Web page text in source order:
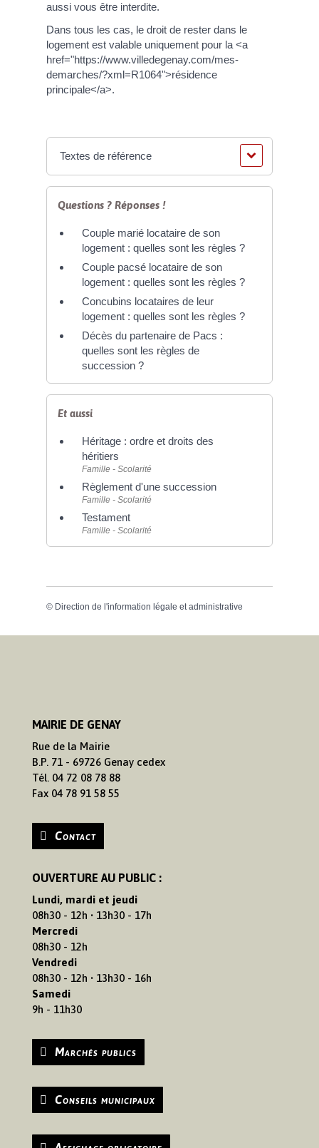
aussi vous être interdite.
Dans tous les cas, le droit de rester dans le
logement est valable uniquement pour la <a
href="https://www.villedegenay.com/mes-
demarches/?xml=R1064">résidence
principale</a>.
Textes de référence
Questions ? Réponses !
Couple marié locataire de son
logement : quelles sont les règles ?
Couple pacsé locataire de son
logement : quelles sont les règles ?
Concubins locataires de leur
logement : quelles sont les règles ?
Décès du partenaire de Pacs :
quelles sont les règles de
succession ?
Et aussi
Héritage : ordre et droits des
héritiers
Famille - Scolarité
Règlement d'une succession
Famille - Scolarité
Testament
Famille - Scolarité
© Direction de l'information légale et administrative
MAIRIE DE GENAY
Rue de la Mairie
B.P. 71 - 69726 Genay cedex
Tél. 04 72 08 78 88
Fax 04 78 91 58 55
Contact
OUVERTURE AU PUBLIC :
Lundi, mardi et jeudi
08h30 - 12h • 13h30 - 17h
Mercredi
08h30 - 12h
Vendredi
08h30 - 12h • 13h30 - 16h
Samedi
9h - 11h30
Marchés publics
Conseils municipaux